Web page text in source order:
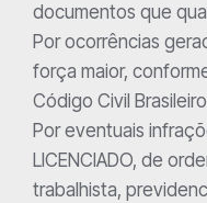
documentos que
Por ocorrências
força maior,
Código Civil
Por eventuais
LICENCIADO, de
trabalhista,